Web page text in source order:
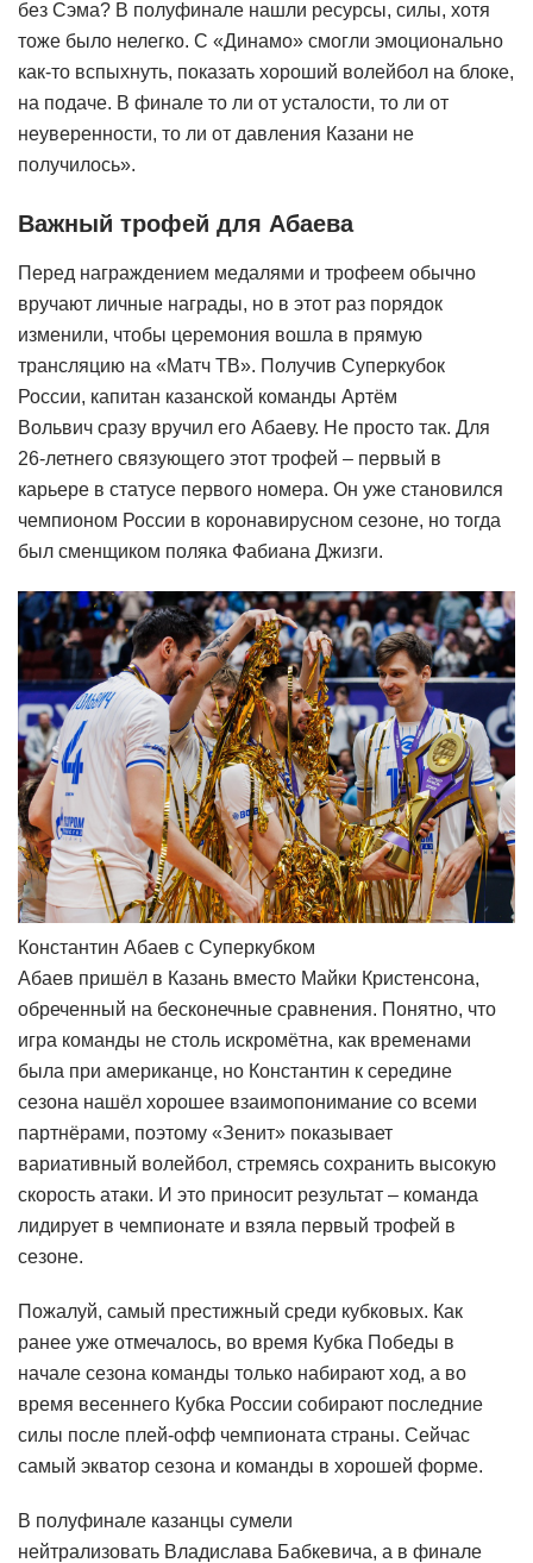
без Сэма? В полуфинале нашли ресурсы, силы, хотя
тоже было нелегко. С «Динамо» смогли эмоционально
как-то вспыхнуть, показать хороший волейбол на блоке,
на подаче. В финале то ли от усталости, то ли от
неуверенности, то ли от давления Казани не
получилось».
Важный трофей для Абаева
Перед награждением медалями и трофеем обычно
вручают личные награды, но в этот раз порядок
изменили, чтобы церемония вошла в прямую
трансляцию на «Матч ТВ». Получив Суперкубок
России, капитан казанской команды Артём
Вольвич сразу вручил его Абаеву. Не просто так. Для
26-летнего связующего этот трофей – первый в
карьере в статусе первого номера. Он уже становился
чемпионом России в коронавирусном сезоне, но тогда
был сменщиком поляка Фабиана Джизги.
Константин Абаев с Суперкубком
Абаев пришёл в Казань вместо Майки Кристенсона,
обреченный на бесконечные сравнения. Понятно, что
игра команды не столь искромётна, как временами
была при американце, но Константин к середине
сезона нашёл хорошее взаимопонимание со всеми
партнёрами, поэтому «Зенит» показывает
вариативный волейбол, стремясь сохранить высокую
скорость атаки. И это приносит результат – команда
лидирует в чемпионате и взяла первый трофей в
сезоне.
Пожалуй, самый престижный среди кубковых. Как
ранее уже отмечалось, во время Кубка Победы в
начале сезона команды только набирают ход, а во
время весеннего Кубка России собирают последние
силы после плей-офф чемпионата страны. Сейчас
самый экватор сезона и команды в хорошей форме.
В полуфинале казанцы сумели
нейтрализовать Владислава Бабкевича, а в финале